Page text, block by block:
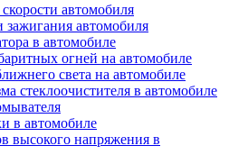
автомобиля
зажигания автомобиля
в автомобиле
огней на автомобиле
света на автомобиле
стеклоочистителя в автомобиле
в автомобиле
высокого напряжения в